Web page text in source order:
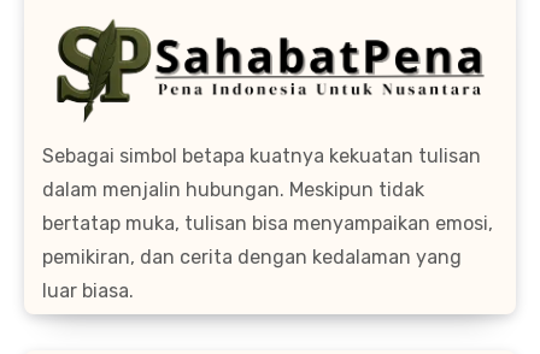
Sebagai simbol betapa kuatnya kekuatan tulisan
dalam menjalin hubungan. Meskipun tidak
bertatap muka, tulisan bisa menyampaikan emosi,
pemikiran, dan cerita dengan kedalaman yang
luar biasa.